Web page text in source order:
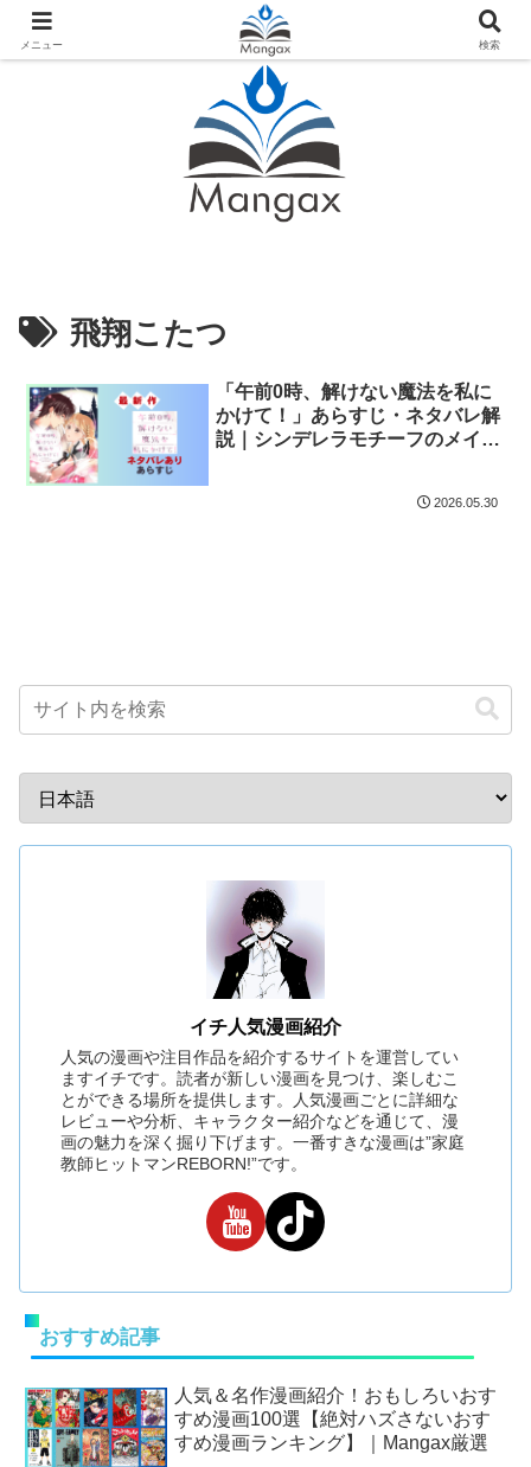
人気おすすめ漫画紹介ならMangax（マンガックス）
飛翔こたつ
「午前0時、解けない魔法を私に
かけて！」あらすじ・ネタバレ解
説｜シンデレラモチーフのメイク
2026.05.30
イチ人気漫画紹介
人気の漫画や注目作品を紹介するサイトを運営してい
ますイチです。読者が新しい漫画を見つけ、楽しむこ
とができる場所を提供します。人気漫画ごとに詳細な
レビューや分析、キャラクター紹介などを通じて、漫
画の魅力を深く掘り下げます。一番すきな漫画は”家庭
教師ヒットマンREBORN!”です。
おすすめ記事
人気＆名作漫画紹介！おもしろいおす
すめ漫画100選【絶対ハズさないおす
すめ漫画ランキング】｜Mangax厳選
メニュー 検索